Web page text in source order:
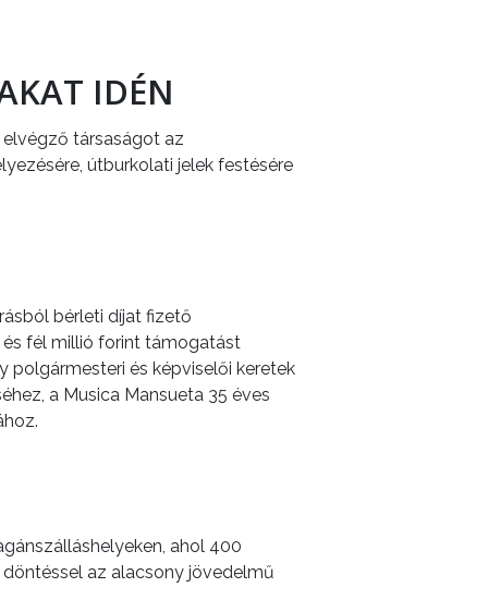
IDÉN
társaságot az
útburkolati jelek festésére
bérleti díjat fizető
és fél millió forint támogatást
és képviselői keretek
a Musica Mansueta 35 éves
ahol 400
az alacsony jövedelmű